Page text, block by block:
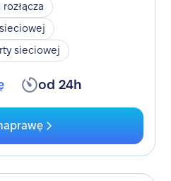
sieciowej
od 24h